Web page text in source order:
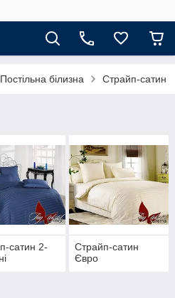
Постільна білизна Страйп-сатин
сатин 2-
Страйп-сатин
Євро